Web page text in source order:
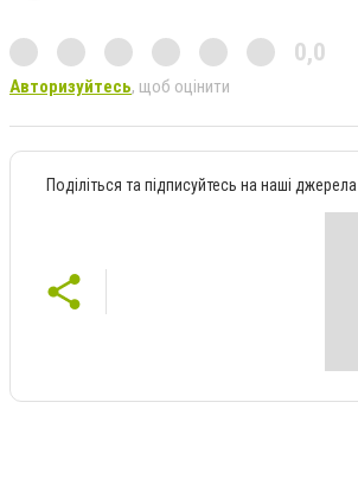
0,0
Авторизуйтесь, щоб оцінити
Поділіться та підписуйтесь на наші джерела